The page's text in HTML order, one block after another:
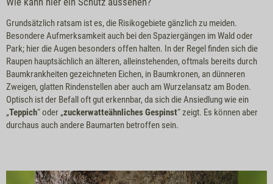
Grundsätzlich ratsam ist es, die Risikogebiete gänzlich zu meiden.
Besondere Aufmerksamkeit auch bei den Spaziergängen im Wald oder
Park; hier die Augen besonders offen halten. In der Regel finden sich die
Raupen hauptsächlich an älteren, alleinstehenden, oftmals bereits durch
Baumkrankheiten gezeichneten Eichen, in Baumkronen, an dünneren
Zweigen, glatten Rindenstellen aber auch am Wurzelansatz am Boden.
Optisch ist der Befall oft gut erkennbar, da sich die Ansiedlung wie ein
„Teppich“ oder „zuckerwatteähnliches Gespinst“ zeigt. Es können aber
durchaus auch andere Baumarten betroffen sein.